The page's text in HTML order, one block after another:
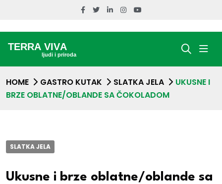
HOME GASTRO KUTAK SLATKA JELA
UKUSNE I
BRZE OBLATNE/OBLANDE SA ČOKOLADOM
SLATKA JELA
Ukusne i brze oblatne/oblande sa